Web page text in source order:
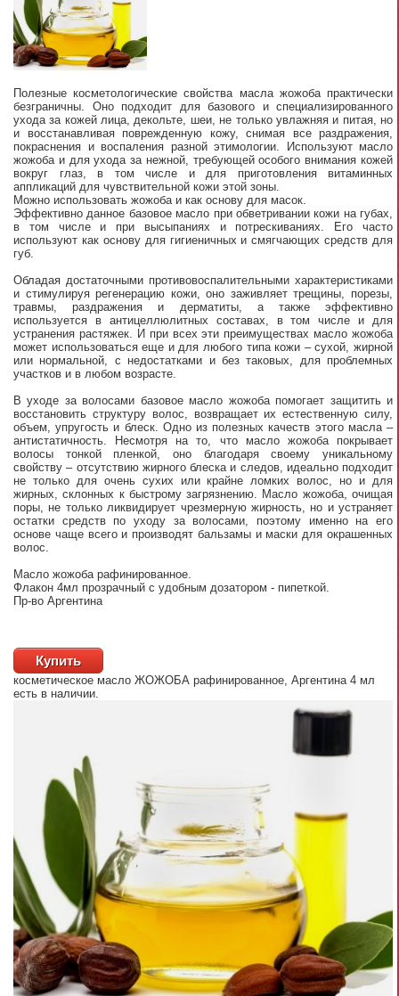
Полезные косметологические свойства масла жожоба практически
безграничны. Оно подходит для базового и специализированного
ухода за кожей лица, декольте, шеи, не только увлажняя и питая, но
и восстанавливая поврежденную кожу, снимая все раздражения,
покраснения и воспаления разной этимологии. Используют масло
жожоба и для ухода за нежной, требующей особого внимания кожей
вокруг глаз, в том числе и для приготовления витаминных
аппликаций для чувствительной кожи этой зоны.
Можно использовать жожоба и как основу для масок.
Эффективно данное базовое масло при обветривании кожи на губах,
в том числе и при высыпаниях и потрескиваниях. Его часто
используют как основу для гигиеничных и смягчающих средств для
губ.
Обладая достаточными противовоспалительными характеристиками
и стимулируя регенерацию кожи, оно заживляет трещины, порезы,
травмы, раздражения и дерматиты, а также эффективно
используется в антицеллюлитных составах, в том числе и для
устранения растяжек. И при всех эти преимуществах масло жожоба
может использоваться еще и для любого типа кожи – сухой, жирной
или нормальной, с недостатками и без таковых, для проблемных
участков и в любом возрасте.
В уходе за волосами базовое масло жожоба помогает защитить и
восстановить структуру волос, возвращает их естественную силу,
объем, упругость и блеск. Одно из полезных качеств этого масла –
антистатичность. Несмотря на то, что масло жожоба покрывает
волосы тонкой пленкой, оно благодаря своему уникальному
свойству – отсутствию жирного блеска и следов, идеально подходит
не только для очень сухих или крайне ломких волос, но и для
жирных, склонных к быстрому загрязнению. Масло жожоба, очищая
поры, не только ликвидирует чрезмерную жирность, но и устраняет
остатки средств по уходу за волосами, поэтому именно на его
основе чаще всего и производят бальзамы и маски для окрашенных
волос.
Масло жожоба рафинированное.
Флакон 4мл прозрачный с удобным дозатором - пипеткой.
Пр-во Аргентина
Купить
косметическое масло ЖОЖОБА рафинированное, Аргентина 4 мл
есть в наличии.